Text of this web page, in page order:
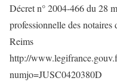
Décret n° 2004-466 du 28
professionnelle des notaires
Reims
http://
numjo=JUSC0420380D